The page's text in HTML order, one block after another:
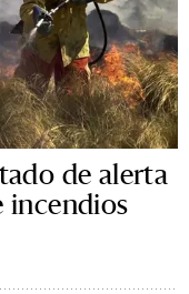
de alerta
incendios